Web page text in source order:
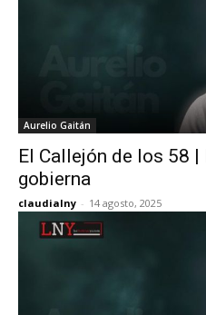
Aurelio Gaitán
El Callejón de los 58 |
gobierna
claudialny - 14 agosto, 2025